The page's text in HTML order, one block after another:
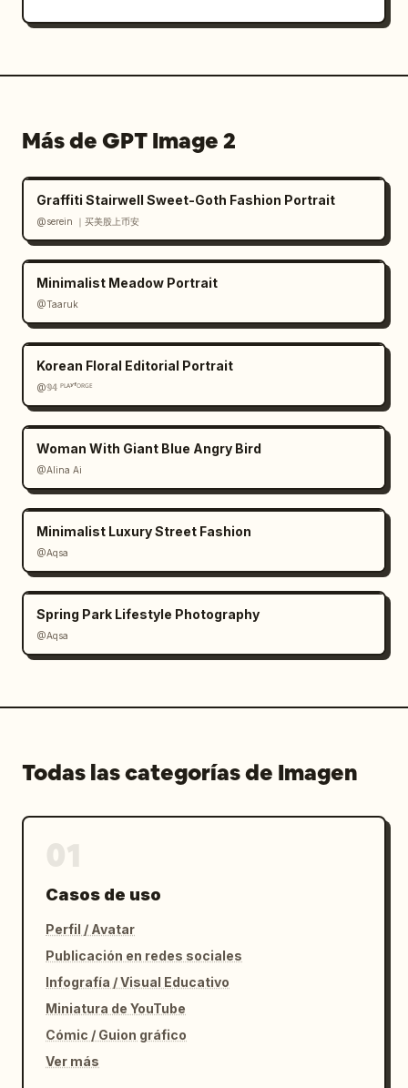
Más de GPT Image 2
Graffiti Stairwell Sweet-Goth Fashion Portrait
@serein ｜买美股上币安
Minimalist Meadow Portrait
@Taaruk
Korean Floral Editorial Portrait
@𝟡𝟜 ᴾᴸᴬʸᶠᴼᴿᴳᴱ
Woman With Giant Blue Angry Bird
@Alina Ai
Minimalist Luxury Street Fashion
@Aqsa
Spring Park Lifestyle Photography
@Aqsa
Todas las categorías de Imagen
Casos de uso
Perfil / Avatar
Publicación en redes sociales
Infografía / Visual Educativo
Miniatura de YouTube
Cómic / Guion gráfico
Ver más